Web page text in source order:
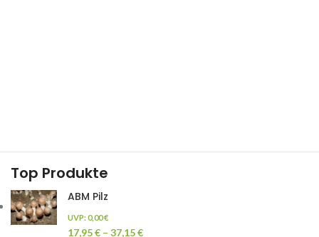
Top Produkte
ABM Pilz
UVP:0,00€
17,95€ – 37,15€